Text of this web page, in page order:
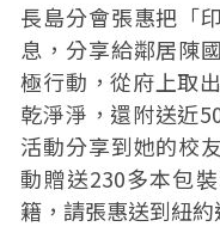
長島分會張惠把「
息，分享給鄰居陳
極行動，從府上取
乾淨淨，還附送近
活動分享到她的校
動贈送230多本包
籍，請張惠送到紐約